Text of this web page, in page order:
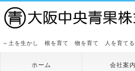
～土を生かし 根を育て 物を育て 人を育てる
ホーム 会社案内